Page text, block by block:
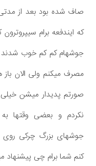
صاف شده بود بعد از
که ایندفعه برام
جوشهام کم کم خوب
مصرف میکنم ولی الان
صورتم پدیدار میشن خیلی
نکردم و بعضی وقتها به
جوشهای بزرگ چرکی روی
کنم شما برام چی پیشنهاد